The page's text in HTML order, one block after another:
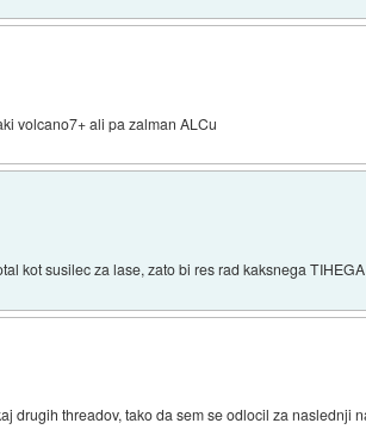
volcano7+ ali pa zalman ALCu
kot susilec za lase, zato bi res rad kaksnega
drugih threadov, tako da sem se odlocil za naslednji